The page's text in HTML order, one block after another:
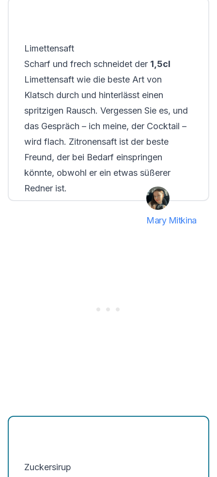
Limettensaft
Scharf und frech schneidet der 1,5cl
Limettensaft wie die beste Art von
Klatsch durch und hinterlässt einen
spritzigen Rausch. Vergessen Sie es, und
das Gespräch – ich meine, der Cocktail –
wird flach. Zitronensaft ist der beste
Freund, der bei Bedarf einspringen
könnte, obwohl er ein etwas süßerer
Redner ist.
Mary Mitkina
Zuckersirup